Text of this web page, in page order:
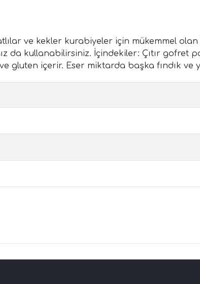
ve kekler kurabiyeler için mükemmel olan
da kullanabilirsiniz. İçindekiler: Çıtır gofret
gluten içerir. Eser miktarda başka fındık ve